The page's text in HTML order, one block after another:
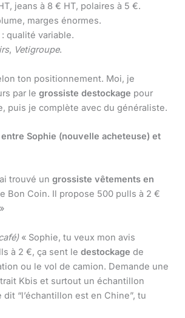
jeans à 8 € HT, polaires à 5 €.
marges énormes.
qualité variable.
, Vetigroupe.
ton positionnement. Moi, je
par le grossiste destockage pour
puis je complète avec du généraliste.
Sophie (nouvelle acheteuse) et
trouvé un grossiste vêtements en
Bon Coin. Il propose 500 pulls à 2 €
« Sophie, tu veux mon avis
à 2 €, ça sent le destockage de
ou le vol de camion. Demande une
Kbis et surtout un échantillon
“l’échantillon est en Chine”, tu